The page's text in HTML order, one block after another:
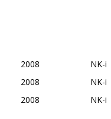
2008 NK-i
2008
NK-i
2008
NK-i